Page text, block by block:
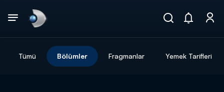
Tümü Bölümler Fragmanlar Yemek Tarifleri